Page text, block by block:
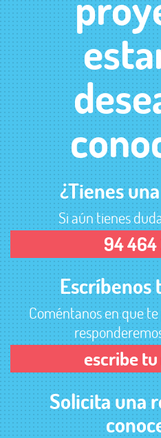
¿Tienes
Si aún tienes
94
Escríbenos
Coméntanos en que
escribe
Solicita una